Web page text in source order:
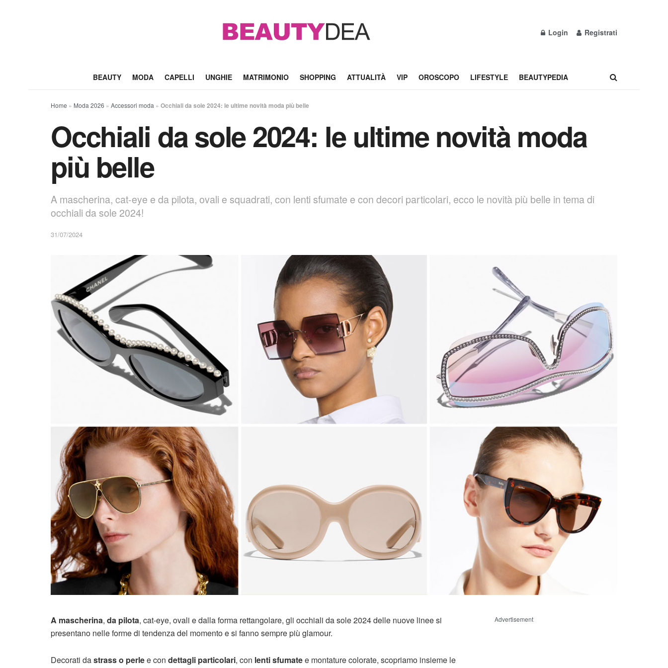
Login Registrati
BEAUTY MODA CAPELLI UNGHIE MATRIMONIO SHOPPING ATTUALITÀ VIP OROSCOPO LIFESTYLE BEAUTYPEDIA
Home » Moda 2026 » Accessori moda » Occhiali da sole 2024: le ultime novità moda più belle
Occhiali da sole 2024: le ultime novità moda
più belle
A mascherina, cat-eye e da pilota, ovali e squadrati, con lenti sfumate e con decori particolari, ecco le novità più belle in tema di
occhiali da sole 2024!
31/07/2024
A mascherina, da pilota, cat-eye, ovali e dalla forma rettangolare, gli occhiali da sole 2024 delle nuove linee si
presentano nelle forme di tendenza del momento e si fanno sempre più glamour.
Decorati dastrass o perlee con dettagli particolari, con lenti sfumatee montature colorate, scopriamo insieme le
Advertisement